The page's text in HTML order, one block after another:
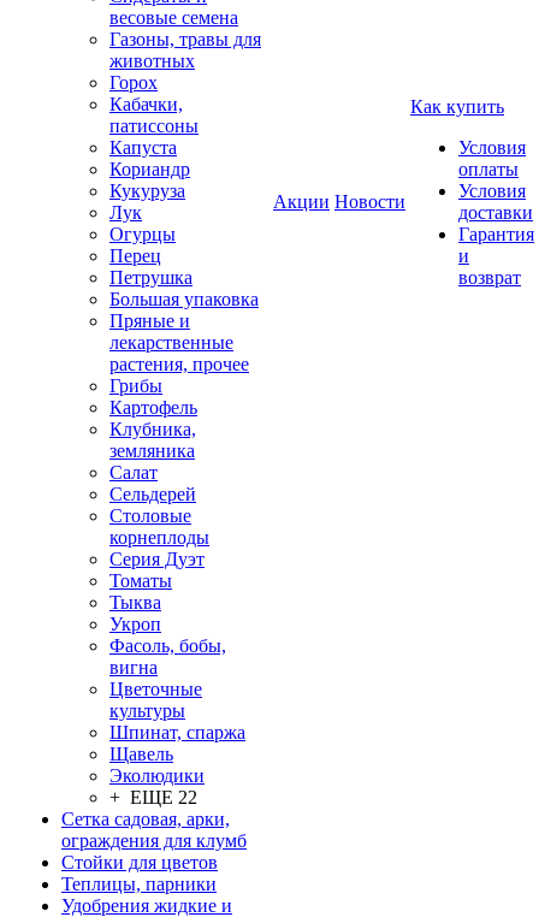
весовые семена
Газоны, травы для
животных
Горох
Кабачки,
патиссоны
Капуста
Кориандр
Кукуруза
Лук
Огурцы
Перец
Петрушка
Большая упаковка
Пряные и
лекарственные
растения, прочее
Грибы
Картофель
Клубника,
земляника
Салат
Сельдерей
Столовые
корнеплоды
Серия Дуэт
Томаты
Тыква
Укроп
Фасоль, бобы,
вигна
Цветочные
культуры
Шпинат, спаржа
Щавель
Эколюдики
+ ЕЩЕ 22
Сетка садовая, арки,
ограждения для клумб
Стойки для цветов
Теплицы, парники
Удобрения жидкие и
Акции Новости
Как купить
Условия
оплаты
Условия
доставки
Гарантия
и
возврат